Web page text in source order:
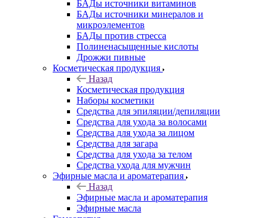
БАДы источники витаминов
БАДы источники минералов и
микроэлементов
БАДы против стресса
Полиненасыщенные кислоты
Дрожжи пивные
Косметическая продукция
Назад
Косметическая продукция
Наборы косметики
Средства для эпиляции/депиляции
Средства для ухода за волосами
Средства для ухода за лицом
Средства для загара
Средства для ухода за телом
Средства ухода для мужчин
Эфирные масла и ароматерапия
Назад
Эфирные масла и ароматерапия
Эфирные масла